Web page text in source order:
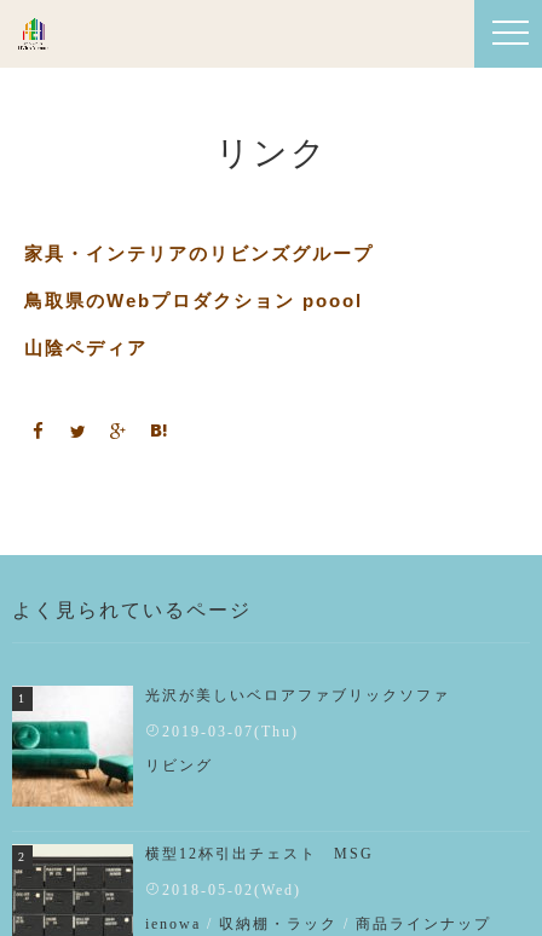
リンク
家具・インテリアのリビンズグループ
鳥取県のWebプロダクション poool
山陰ペディア
よく見られているページ
光沢が美しいベロアファブリックソファ
2019-03-07(Thu)
リビング
横型12杯引出チェスト MSG
2018-05-02(Wed)
ienowa / 収納棚・ラック / 商品ラインナップ